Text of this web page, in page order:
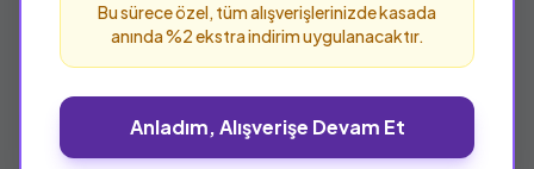
Bu sürece özel, tüm alışverişlerinizde kasada
anında %2 ekstra indirim uygulanacaktır.
Anladım, Alışverişe Devam Et
%25 İNDİRİM